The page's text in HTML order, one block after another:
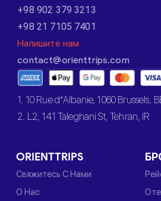
+98 902 379 3213
+98 21 7105 7401
Напишите нам
contact@orienttrips.com
1. 10 Rue d’Albanie, 1060 Brussels,
2. L2, 141 Taleghani St, Tehran, IR
ORIENTTRIPS
Свяжитесь С Нами
О Нас